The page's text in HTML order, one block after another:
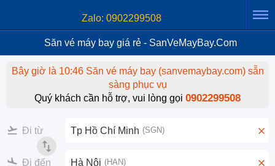
Zalo: 0902299508
Săn vé máy bay giá rẻ - SanVeMayBay.Com
Bây giờ là 10:46 Săn vé máy bay (sanvemaybay.com) sẵn
sàng phục vụ
Quý khách cần hỗ trợ, vui lòng gọi 0902299508
Đi từ Tp Hồ Chí Minh SGN
Đi đến Hà Nội HAN